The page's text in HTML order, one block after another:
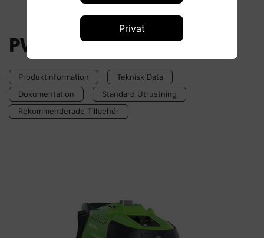
Privat
PW-E101 NE1712 24kW
Produktinformation
Teknisk Data
Dokumentation
Standard Utrustning
Rekommenderade Tillbehör